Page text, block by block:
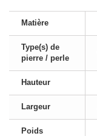
Matière
Type(s) de
pierre / perle
Hauteur
Largeur
Poids